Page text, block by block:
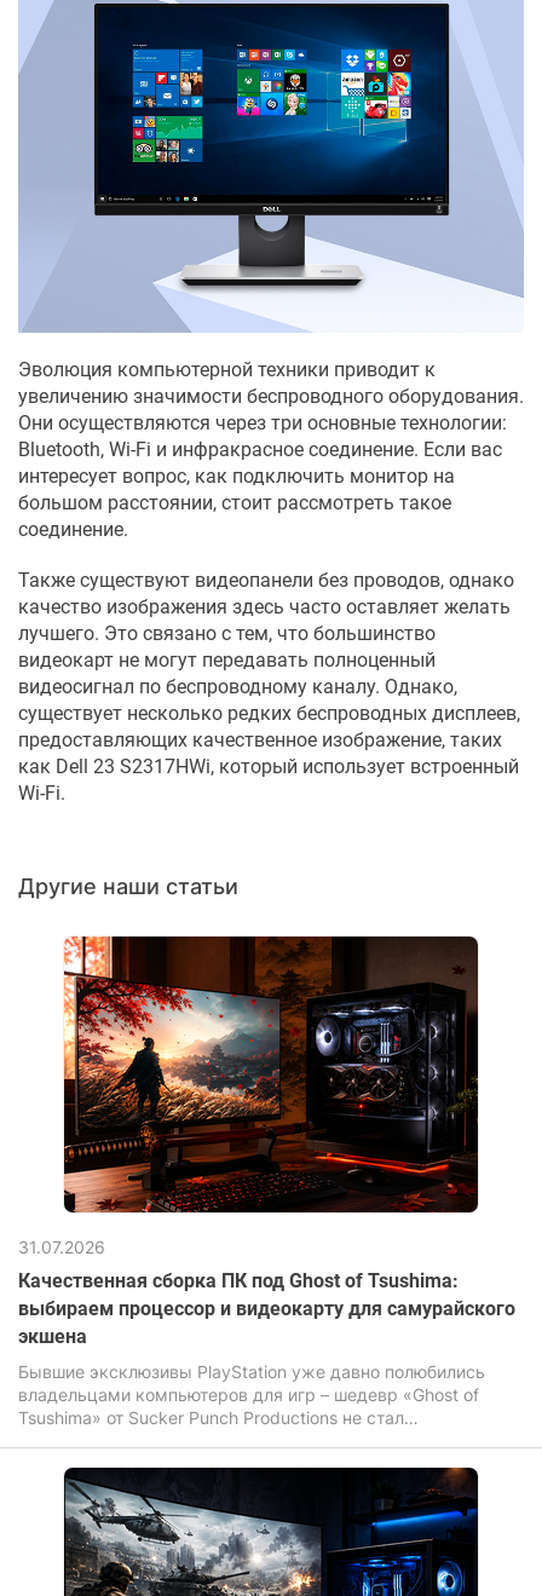
Эволюция компьютерной техники приводит к
увеличению значимости беспроводного оборудования.
Они осуществляются через три основные технологии:
Bluetooth, Wi-Fi и инфракрасное соединение. Если вас
интересует вопрос, как подключить монитор на
большом расстоянии, стоит рассмотреть такое
соединение.
Также существуют видеопанели без проводов, однако
качество изображения здесь часто оставляет желать
лучшего. Это связано с тем, что большинство
видеокарт не могут передавать полноценный
видеосигнал по беспроводному каналу. Однако,
существует несколько редких беспроводных дисплеев,
предоставляющих качественное изображение, таких
как Dell 23 S2317HWi, который использует встроенный
Wi-Fi.
Другие наши статьи
31.07.2026
Качественная сборка ПК под Ghost of Tsushima:
выбираем процессор и видеокарту для самурайского
экшена
Бывшие эксклюзивы PlayStation уже давно полюбились
владельцами компьютеров для игр – шедевр «Ghost of
Tsushima» от Sucker Punch Productions не стал
полями, летящими по ветру листьями сакуры и
неимоверной кинематографичностью динамичных
поединков на катанах.